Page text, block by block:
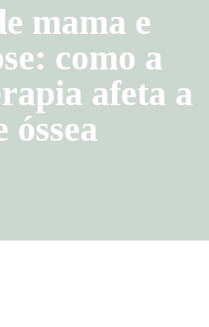
mama e
como a
afeta a
óssea